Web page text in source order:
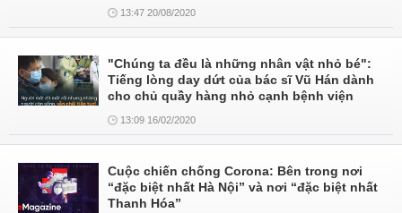
13:47 20/08/2020
"Chúng ta đều là những nhân vật nhỏ bé":
Tiếng lòng day dứt của bác sĩ Vũ Hán dành
cho chủ quầy hàng nhỏ cạnh bệnh viện
13:09 16/02/2020
Cuộc chiến chống Corona: Bên trong nơi
“đặc biệt nhất Hà Nội” và nơi “đặc biệt nhất
Thanh Hóa”